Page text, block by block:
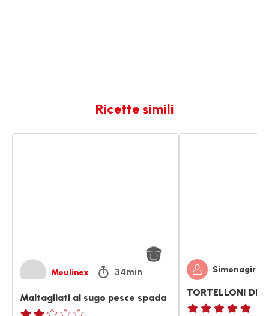
Ricette simili
Moulinex 34min
Maltagliati al sugo pesce spada
Simonagir
TORTELLONI DI